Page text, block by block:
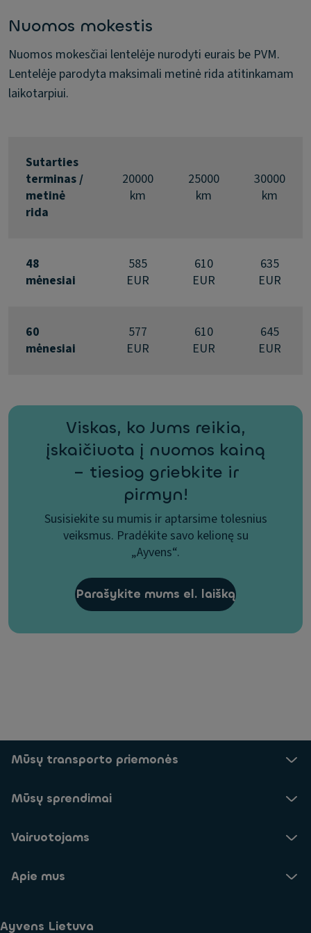
Nuomos mokestis
Nuomos mokesčiai lentelėje nurodyti eurais be PVM.
Lentelėje parodyta maksimali metinė rida atitinkamam
laikotarpiui.
Sutarties
terminas /
metinė
rida
20000
km
25000
km
30000
km
48
mėnesiai
585
EUR
610
EUR
635
EUR
60
mėnesiai
577
EUR
610
EUR
645
EUR
Viskas, ko Jums reikia,
įskaičiuota į nuomos kainą
– tiesiog griebkite ir
pirmyn!
Susisiekite su mumis ir aptarsime tolesnius
veiksmus. Pradėkite savo kelionę su
„Ayvens“.
Parašykite mums el. laišką
Mūsų transporto priemonės
Mūsų sprendimai
Vairuotojams
Apie mus
Ayvens Lietuva